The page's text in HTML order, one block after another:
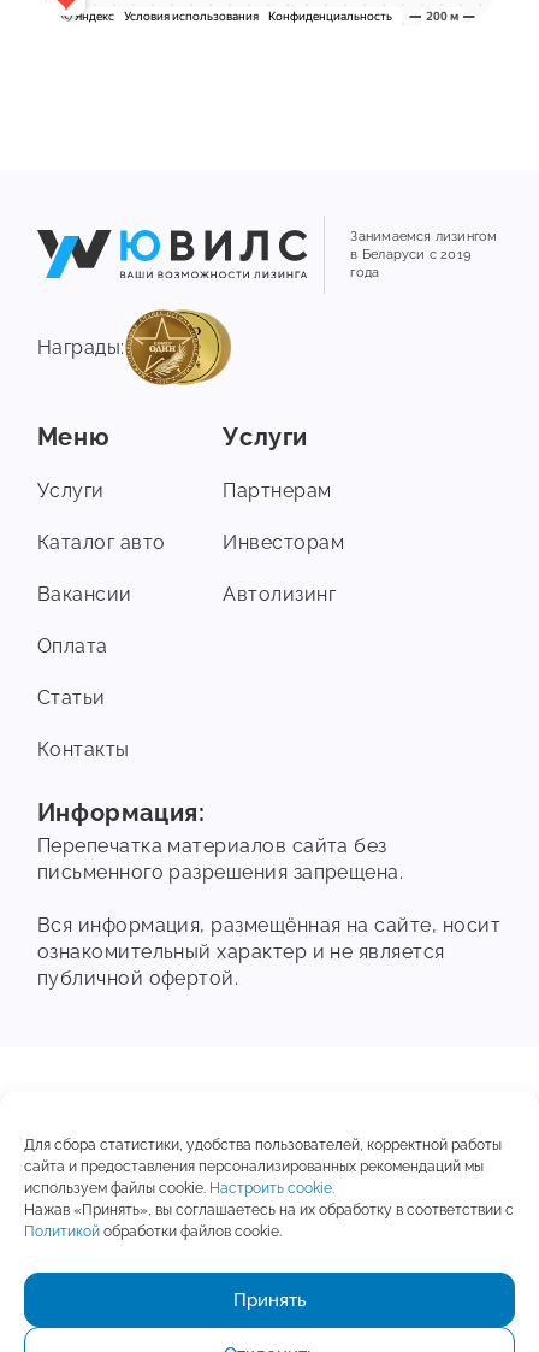
Для сбора статистики, удобства пользователей, корректной работы
сайта и предоставления персонализированных рекомендаций мы
используем файлы cookie. Настроить cookie.
Нажав «Принять», вы соглашаетесь на их обработку в соответствии с
Политикой обработки файлов cookie.
Принять
Занимаемся лизингом
в Беларуси с 2019
года
Награды:
Меню
Услуги
Каталог авто
Вакансии
Оплата
Статьи
Контакты
Услуги
Партнерам
Инвесторам
Автолизинг
Информация:
Перепечатка материалов сайта без
письменного разрешения запрещена.
Вся информация, размещённая на сайте, носит
ознакомительный характер и не является
публичной офертой.
Все права защищены
УНП 192825384
Документы
Настройка файлов Cookie
Обработка персональных данных